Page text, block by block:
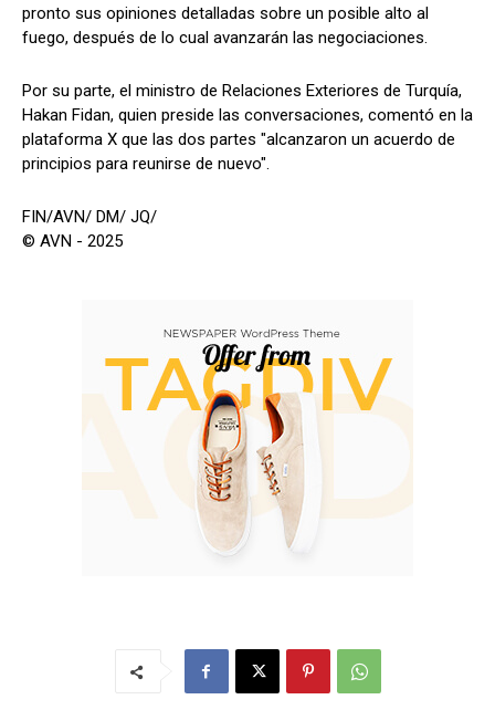
pronto sus opiniones detalladas sobre un posible alto al
fuego, después de lo cual avanzarán las negociaciones.
Por su parte, el ministro de Relaciones Exteriores de Turquía,
Hakan Fidan, quien preside las conversaciones, comentó en la
plataforma X que las dos partes "alcanzaron un acuerdo de
principios para reunirse de nuevo".
FIN/AVN/ DM/ JQ/
© AVN - 2025